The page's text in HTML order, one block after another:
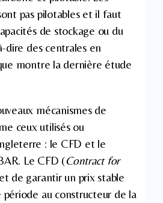
pas pilotables et il faut
de stockage ou du
dire des centrales en
montre la dernière étude
mécanismes de
ceux utilisés ou
: le CFD et le
Le CFD (Contract for
de garantir un prix stable
au constructeur de la